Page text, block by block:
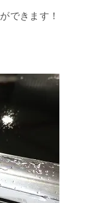
できます！